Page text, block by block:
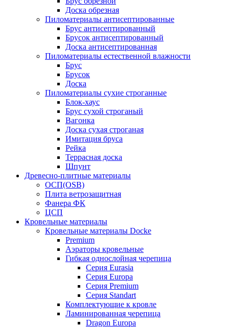
Доска обрезная
Пиломатериалы антисептированные
Брус антисептированный
Брусок антисептированный
Доска антисептированная
Пиломатериалы естественной влажности
Брус
Брусок
Доска
Пиломатериалы сухие строганные
Блок-хаус
Брус сухой строганый
Вагонка
Доска сухая строганая
Имитация бруса
Рейка
Террасная доска
Шпунт
Древесно-плитные материалы
ОСП(OSB)
Плита ветрозащитная
Фанера ФК
ЦСП
Кровельные материалы
Кровельные материалы Docke
Premium
Аэраторы кровельные
Гибкая однослойная черепица
Серия Eurasia
Серия Europa
Серия Premium
Серия Standart
Комплектующие к кровле
Ламинированная черепица
Dragon Europa